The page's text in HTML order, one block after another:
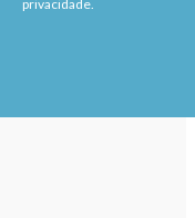
privacidade.